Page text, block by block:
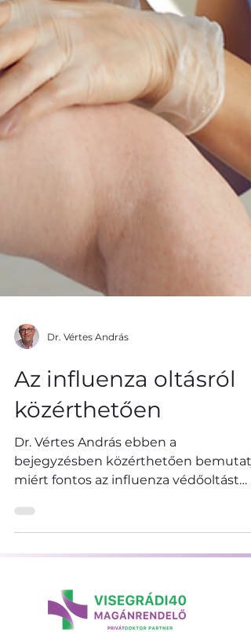
Dr. Vértes András
Az influenza oltásról
közérthetően
Dr. Vértes András ebben a
miért fontos az influenza védőoltást
beadatni az őszi időszakban.